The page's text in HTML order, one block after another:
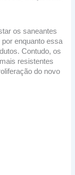
os saneantes
enquanto essa
Contudo, os
resistentes
do novo